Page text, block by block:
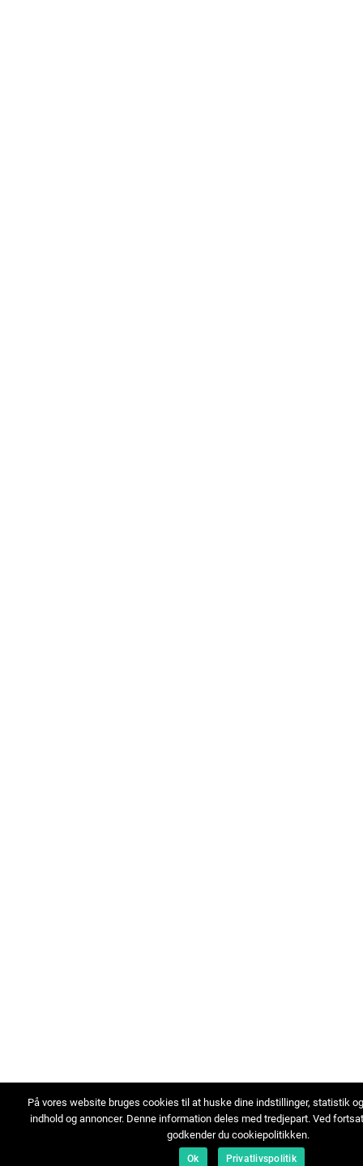
På vores website bruges cookies til at huske dine indstillinger, statistik
indhold og annoncer. Denne information deles med tredjepart. Ved
godkender du cookiepolitikken.
Ok Privatlivspolitik